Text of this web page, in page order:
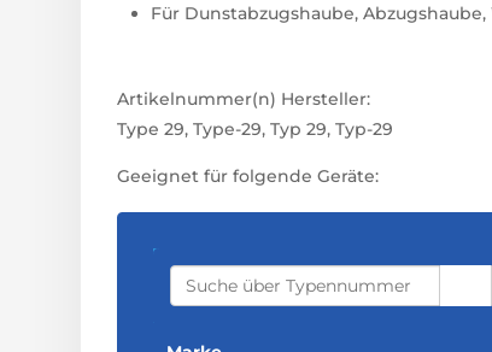
Für Dunstabzugshaube,
Artikelnummer(n) Hersteller:
Type 29, Type-29, Typ 29, Typ-29
Geeignet für folgende Geräte:
S
A
C